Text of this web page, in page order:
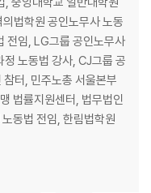
법학원 공인노무사 노동
전임, LG그룹 공인노무사
노동법 강사, CJ그룹 공
터, 민주노총 서울본부
법률지원센터, 법무법인
동법 전임, 한림법학원